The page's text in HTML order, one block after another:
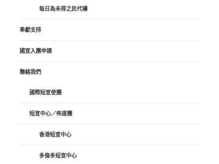
每日為未得之民代禱
奉獻支持
國宣入團申請
聯絡我們
國際短宣使團
短宣中心／佈道團
香港短宣中心
多倫多短宣中心